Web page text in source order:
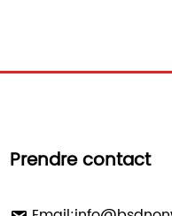
Prendre contact